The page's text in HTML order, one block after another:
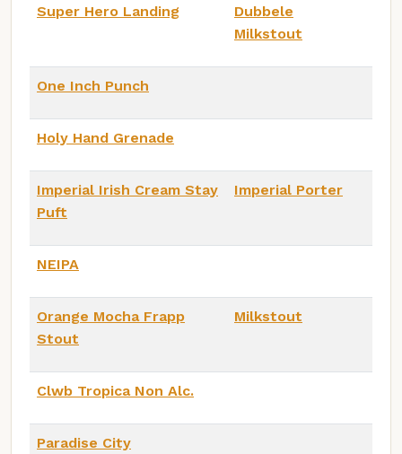
Super Hero Landing
Dubbele
Milkstout
One Inch Punch
Holy Hand Grenade
Imperial Irish Cream Stay
Puft
Imperial Porter
NEIPA
Orange Mocha Frapp
Stout
Milkstout
Clwb Tropica Non Alc.
Paradise City